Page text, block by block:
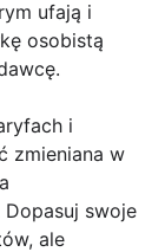
ufają i
osobistą
i
zmieniana w
swoje
ale